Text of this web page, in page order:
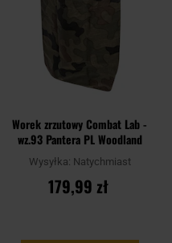
Worek zrzutowy Combat Lab -
wz.93 Pantera PL Woodland
Wysyłka: Natychmiast
179,99 zł